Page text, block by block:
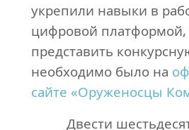
укрепили навыки в
цифровой платформой,
представить
необходимо было на
сайте «Оруженосцы
Двести